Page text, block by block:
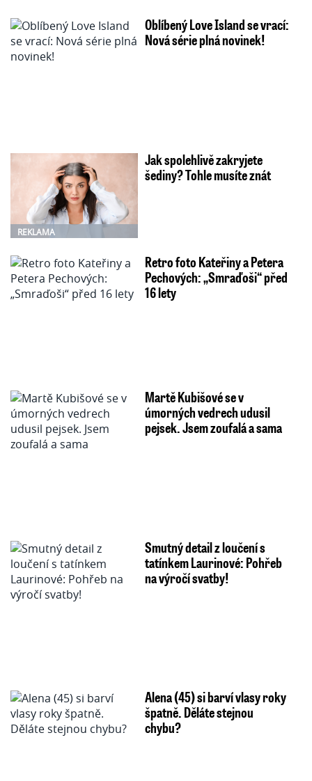
Oblíbený Love Island se vrací:
Nová série plná novinek!
REKLAMA
Jak spolehlivě zakryjete
šediny? Tohle musíte znát
Retro foto Kateřiny a Petera
Pechových: „Smraďoši“ před
16 lety
Martě Kubišové se v
úmorných vedrech udusil
pejsek. Jsem zoufalá a sama
Smutný detail z loučení s
tatínkem Laurinové: Pohřeb
na výročí svatby!
Alena (45) si barví vlasy roky
špatně. Děláte stejnou
chybu?